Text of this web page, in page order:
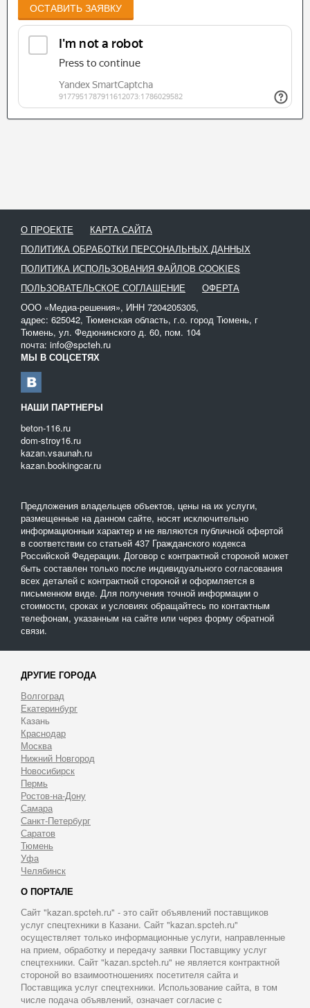
ОСТАВИТЬ ЗАЯВКУ
О ПРОЕКТЕ
КАРТА САЙТА
ПОЛИТИКА ОБРАБОТКИ ПЕРСОНАЛЬНЫХ ДАННЫХ
ПОЛИТИКА ИСПОЛЬЗОВАНИЯ ФАЙЛОВ COOKIES
ПОЛЬЗОВАТЕЛЬСКОЕ СОГЛАШЕНИЕ
ОФЕРТА
ООО «Медиа-решения», ИНН 7204205305,
адрес: 625042, Тюменская область, г.о. город Тюмень, г
Тюмень, ул. Федюнинского д. 60, пом. 104
почта: info@spcteh.ru
МЫ В СОЦСЕТЯХ
НАШИ ПАРТНЕРЫ
beton-116.ru
dom-stroy16.ru
kazan.vsaunah.ru
kazan.bookingcar.ru
Предложения владельцев объектов, цены на их услуги,
размещенные на данном сайте, носят исключительно
информационныи характер и не являются публичной офертой
в соответствии со статьей 437 Гражданского кодекса
Российской Федерации. Договор с контрактной стороной может
быть составлен только после индивидуального согласования
всех деталей с контрактной стороной и оформляется в
письменном виде. Для получения точной информации о
стоимости, сроках и условиях обращайтесь по контактным
телефонам, указанным на сайте или через форму обратной
связи.
ДРУГИЕ ГОРОДА
Волгоград
Екатеринбург
Казань
Краснодар
Москва
Нижний Новгород
Новосибирск
Пермь
Ростов-на-Дону
Самара
Санкт-Петербург
Саратов
Тюмень
Уфа
Челябинск
О ПОРТАЛЕ
Сайт "kazan.spcteh.ru" - это сайт объявлений поставщиков
услуг спецтехники в Казани. Сайт "kazan.spcteh.ru"
осуществляет только информационные услуги, направленные
на прием, обработку и передачу заявки Поставщику услуг
спецтехники. Сайт "kazan.spcteh.ru" не является контрактной
стороной во взаимоотношениях посетителя сайта и
Поставщика услуг спецтехники. Использование сайта, в том
числе подача объявлений, означает согласие с